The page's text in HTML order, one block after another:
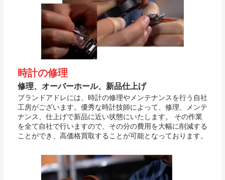
時計の修理
修理、オーバーホール、新品仕上げ
ブランドアドレには、時計の修理やメンテナンスを行う自社
工房がございます。優秀な時計技師によって、修理、メンテ
ナンス、仕上げで新品に近い状態にいたします。 その作業
を全て自社で行いますので、その分の費用を大幅に削減する
ことができ、高価格買取することが可能となっております。